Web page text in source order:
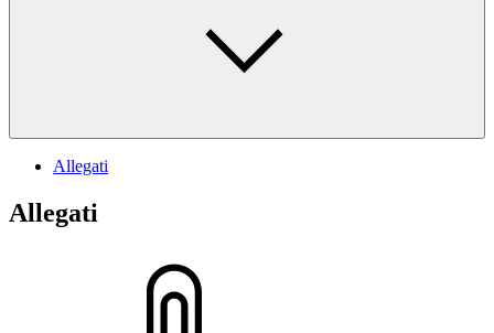
Allegati
Allegati